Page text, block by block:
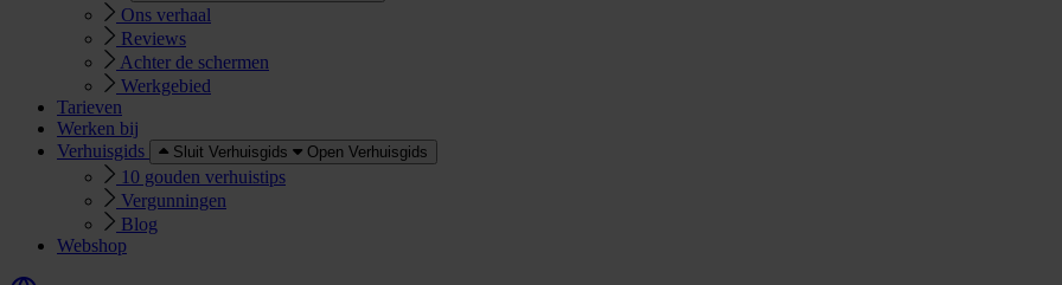
Ons verhaal
Reviews
Achter de schermen
Werkgebied
Tarieven
Werken bij
Verhuisgids
Sluit Verhuisgids Open Verhuisgids
10 gouden verhuistips
Vergunningen
Blog
Webshop